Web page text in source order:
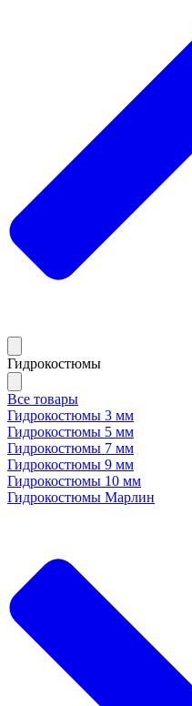
Гидрокостюмы
Все товары
Гидрокостюмы 3 мм
Гидрокостюмы 5 мм
Гидрокостюмы 7 мм
Гидрокостюмы 9 мм
Гидрокостюмы 10 мм
Гидрокостюмы Марлин